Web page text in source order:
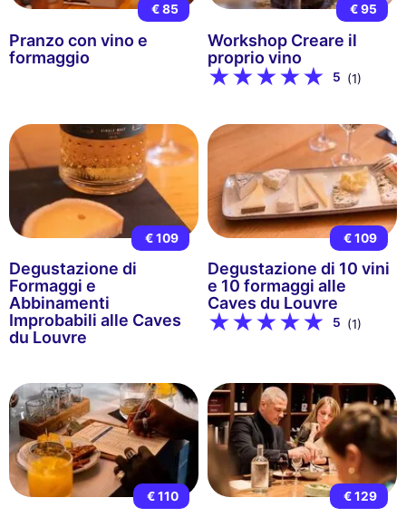
€ 85
Pranzo con vino e
formaggio
€ 95
Workshop Creare il
proprio vino
5 (1)
€ 109
Degustazione di
Formaggi e
Abbinamenti
Improbabili alle Caves
du Louvre
€ 109
Degustazione di 10 vini
e 10 formaggi alle
Caves du Louvre
5 (1)
€ 110 € 129